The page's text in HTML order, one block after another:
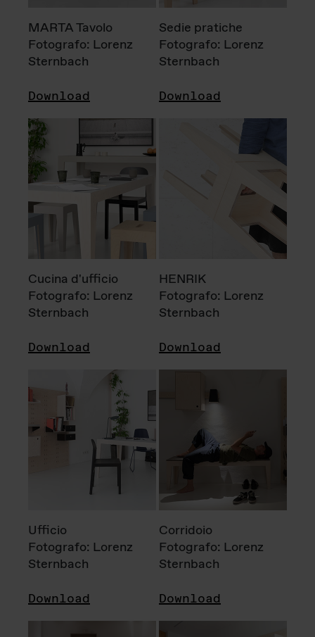
MARTA Tavolo
Fotografo: Lorenz
Sternbach
Download
Sedie pratiche
Fotografo: Lorenz
Sternbach
Download
Cucina d'ufficio
Fotografo: Lorenz
Sternbach
Download
HENRIK
Fotografo: Lorenz
Sternbach
Download
Ufficio
Fotografo: Lorenz
Sternbach
Download
Corridoio
Fotografo: Lorenz
Sternbach
Download